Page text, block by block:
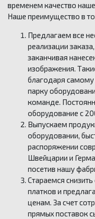
Регламент работы с
временем качество
Наше преимущество в
Предлагаем все
реализации
заканчивая
изображения.
благодаря
парку
команде.
оборудование с
Выпускаем
оборудовании,
распоряжении
Швейцарии и
посетив нашу
Стараемся
платков и
ценам. За счет
прямых поставок